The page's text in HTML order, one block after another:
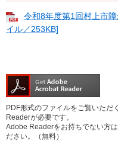
令和8年度第1回村上市
イル／253KB]
PDF形式のファイルをご覧いただ
Readerが必要です。
Adobe Readerをお持ちでない方
ださい。（無料）